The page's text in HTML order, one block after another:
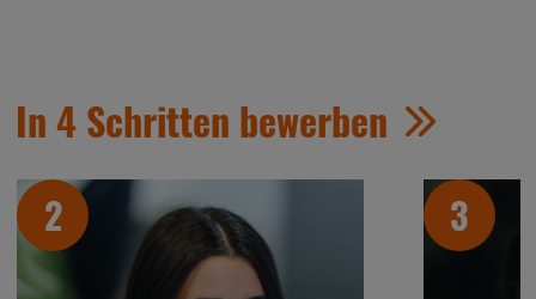
In 4 Schritten bewerben
2 3